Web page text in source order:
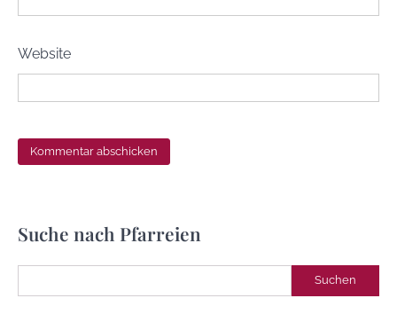
Website
Suche nach Pfarreien
Suchen